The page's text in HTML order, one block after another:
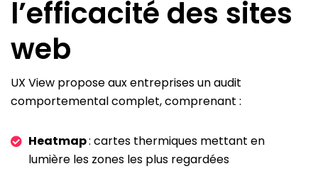
l’efficacité des sites
web
UX View propose aux entreprises un audit
comportemental complet, comprenant :
Heatmap: cartes thermiques mettant en
lumière les zones les plus regardées